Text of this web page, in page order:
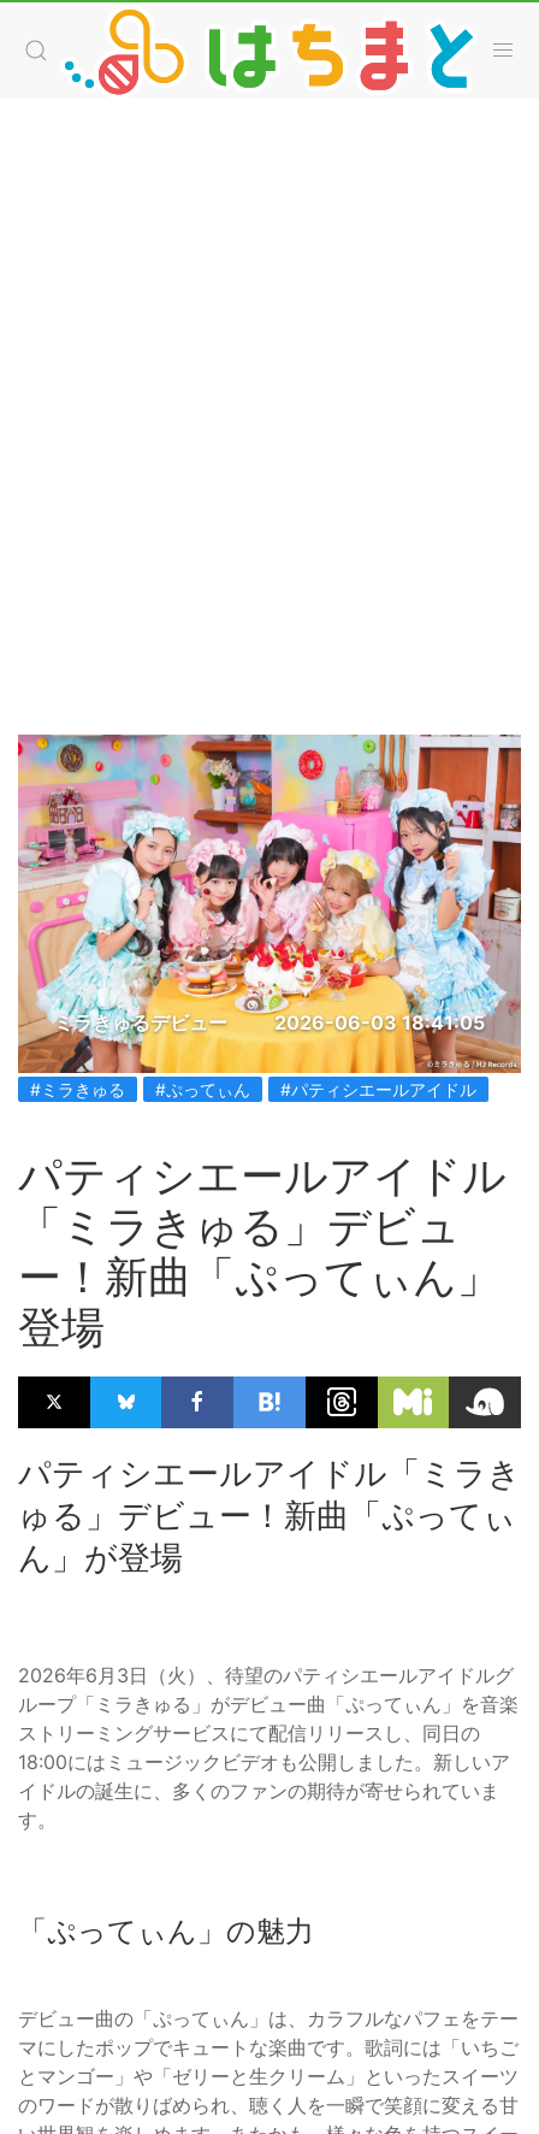
ミラきゅるデビュー 2026-06-03 18:41:05
#ミラきゅる #ぷってぃん #パティシエールアイドル
パティシエールアイドル
「ミラきゅる」デビュ
ー！新曲「ぷってぃん」
登場
パティシエールアイドル「ミラき
ゅる」デビュー！新曲「ぷってぃ
ん」が登場
2026年6月3日（火）、待望のパティシエールアイドルグ
ループ「ミラきゅる」がデビュー曲「ぷってぃん」を音楽
ストリーミングサービスにて配信リリースし、同日の
18:00にはミュージックビデオも公開しました。新しいア
イドルの誕生に、多くのファンの期待が寄せられていま
す。
「ぷってぃん」の魅力
デビュー曲の「ぷってぃん」は、カラフルなパフェをテー
マにしたポップでキュートな楽曲です。歌詞には「いちご
とマンゴー」や「ゼリーと生クリーム」といったスイーツ
のワードが散りばめられ、聴く人を一瞬で笑顔に変える甘